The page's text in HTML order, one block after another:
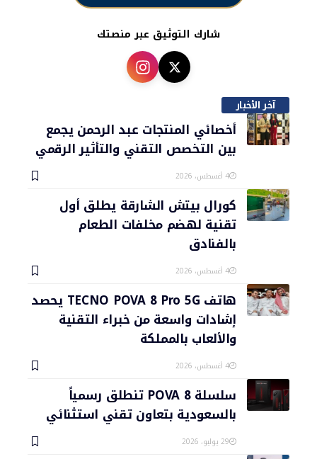
شارك التوثيق عبر منصتك
آخر الأخبار
أخصائي المنتجات عبد الرحمن يجمع
بين التخصص التقني والتأثير الرقمي
4 أغسطس، 2026
كورال بيتش الشارقة يطلق أول
تقنية لهضم مخلفات الطعام
بالفنادق
4 أغسطس، 2026
هاتف TECNO POVA 8 Pro 5G يحصد
إشادات واسعة من خبراء التقنية
والألعاب بالمملكة
4 أغسطس، 2026
سلسلة POVA 8 تنطلق رسمياً
بالسعودية بتعاون تقني استثنائي
29 يوليو، 2026